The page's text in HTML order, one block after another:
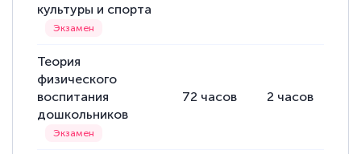
культуры и спорта
Теория
физического
воспитания
дошкольников
72 часов 2 часов